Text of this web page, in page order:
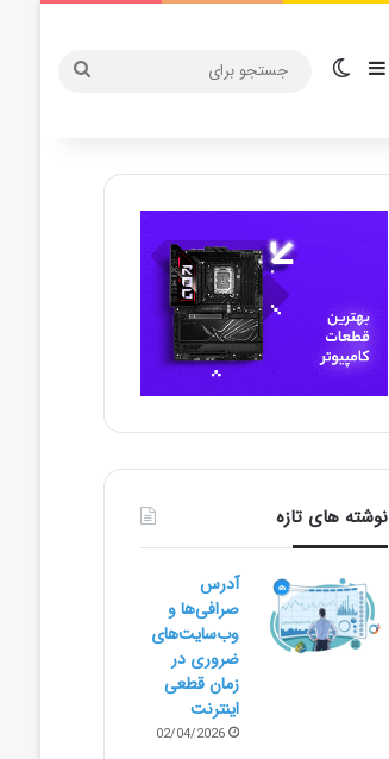
سایدبارتغییر پوسته
جستجو
نوشته های تازه
آدرس
صرافی‌ها و
وب‌سایت‌های
ضروری در
زمان قطعی
اینترنت
02/04/2026